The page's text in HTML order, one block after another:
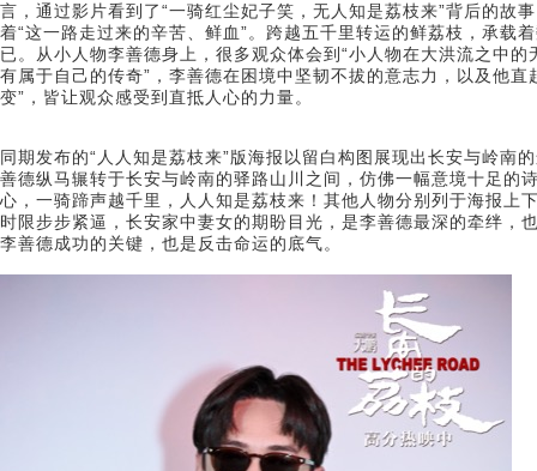
言，通过影片看到了“一骑红尘妃子笑，无人知是荔枝来”背后的故
着“这一路走过来的辛苦、鲜血”。跨越五千里转运的鲜荔枝，承载
已。从小人物李善德身上，很多观众体会到“小人物在大洪流之中
有属于自己的传奇”，李善德在困境中坚韧不拔的意志力，以及他
变”，皆让观众感受到直抵人心的力量。
同期发布的“人人知是荔枝来”版海报以留白构图展现出长安与岭南
善德纵马辗转于长安与岭南的驿路山川之间，仿佛一幅意境十足
心，一骑蹄声越千里，人人知是荔枝来！其他人物分别列于海报上
时限步步紧逼，长安家中妻女的期盼目光，是李善德最深的牵绊，
李善德成功的关键，也是反击命运的底气。